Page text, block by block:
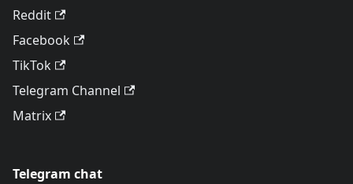
Reddit
Facebook
TikTok
Telegram Channel
Matrix
Telegram chat